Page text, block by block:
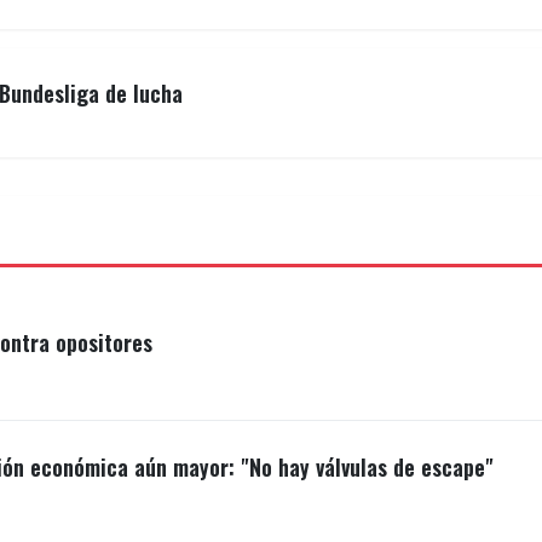
Metropolitanas de Panamá superaron 4x3 a los
de lucha
opositores
económica aún mayor: "No hay válvulas de escape"